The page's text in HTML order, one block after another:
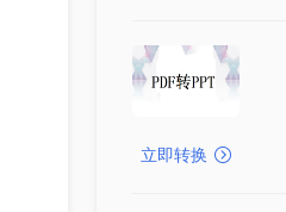
立即转换